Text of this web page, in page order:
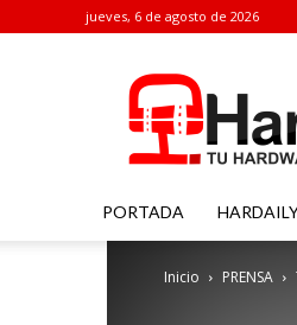
jueves, 6 de agosto de 2026
PORTADA
Inicio PRENSA